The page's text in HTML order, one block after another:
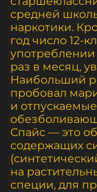
средней
наркотики.
год число 12-
раз в месяц,
Наибольший
пробовал
и
Спайс — это
содержащих
на
специи, для